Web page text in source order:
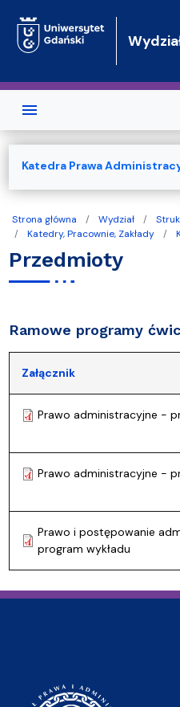
Strona główna Wydział
Katedry, Pracownie, Zakłady
Przedmioty
Ramowe programy
Załącznik
Prawo administracyjne -
Prawo administracyjne -
Prawo i postępowanie
program wykładu
Katedra Prawa